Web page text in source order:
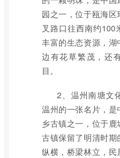
园之一，位于瓯海
叉路口往西南约100
丰富的生态资源，
边有花草繁茂，还
目。
2、温州南塘文
温州的一张名片，
乡古镇之一，位于
古镇保留了明清时
纵横，桥梁林立，